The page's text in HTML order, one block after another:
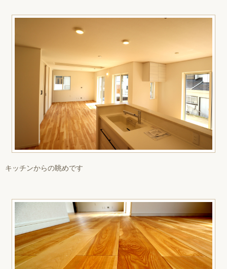
キッチンからの眺めです